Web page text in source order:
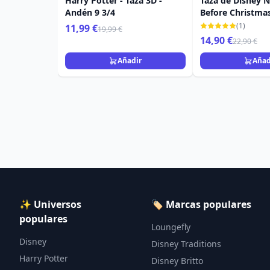
Andén 9 3/4
11,99 €19,99 €
Añadir
Before
(1)
14,90 €22,90 €
✨ Universos
populares
Disney
Harry Potter
🏷️ Marcas populares
Loungefly
Disney Traditions
Disney Britto